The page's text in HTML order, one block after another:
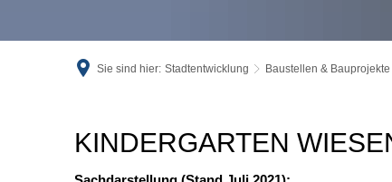
Sie sind hier: Stadtentwicklung Baustellen & Bauprojekte
ErweiterungKINDERGARTEN